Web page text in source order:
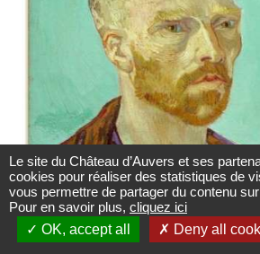
AUVERS ET LES ARTS
27/05/2020
Le site du Château d’Auvers et ses
cookies pour réaliser des statistiques de
vous permettre de partager du contenu
Pour en savoir plus, cliquez ici
OK, accept all
Deny all